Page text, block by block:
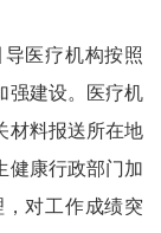
医疗机构按照
强建设。医疗机
材料报送所在地
健康行政部门加
对工作成绩突